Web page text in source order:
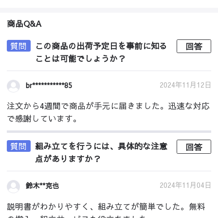
商品Q&A
質問
この商品の出荷予定日を事前に知る
ことは可能でしょうか？
回答
br***********85 2024年11月12日
注文から4週間で商品が手元に届きました。迅速な対応
で感謝しています。
質問
組み立てを行うには、具体的な注意
点がありますか？
回答
鈴木**克也 2024年11月04日
説明書がわかりやすく、組み立てが簡単でした。無料